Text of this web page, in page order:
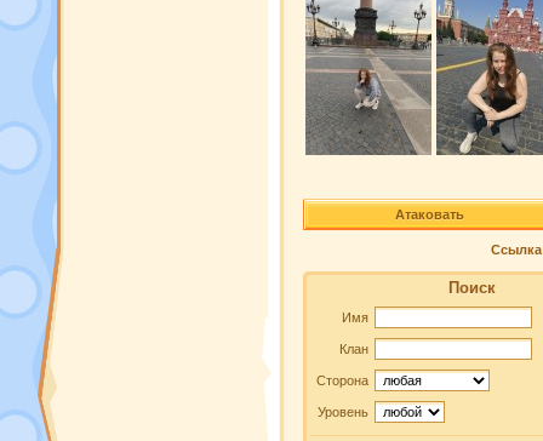
Атаковать
Ссылка
Поиск
Имя
Клан
Сторона
Уровень